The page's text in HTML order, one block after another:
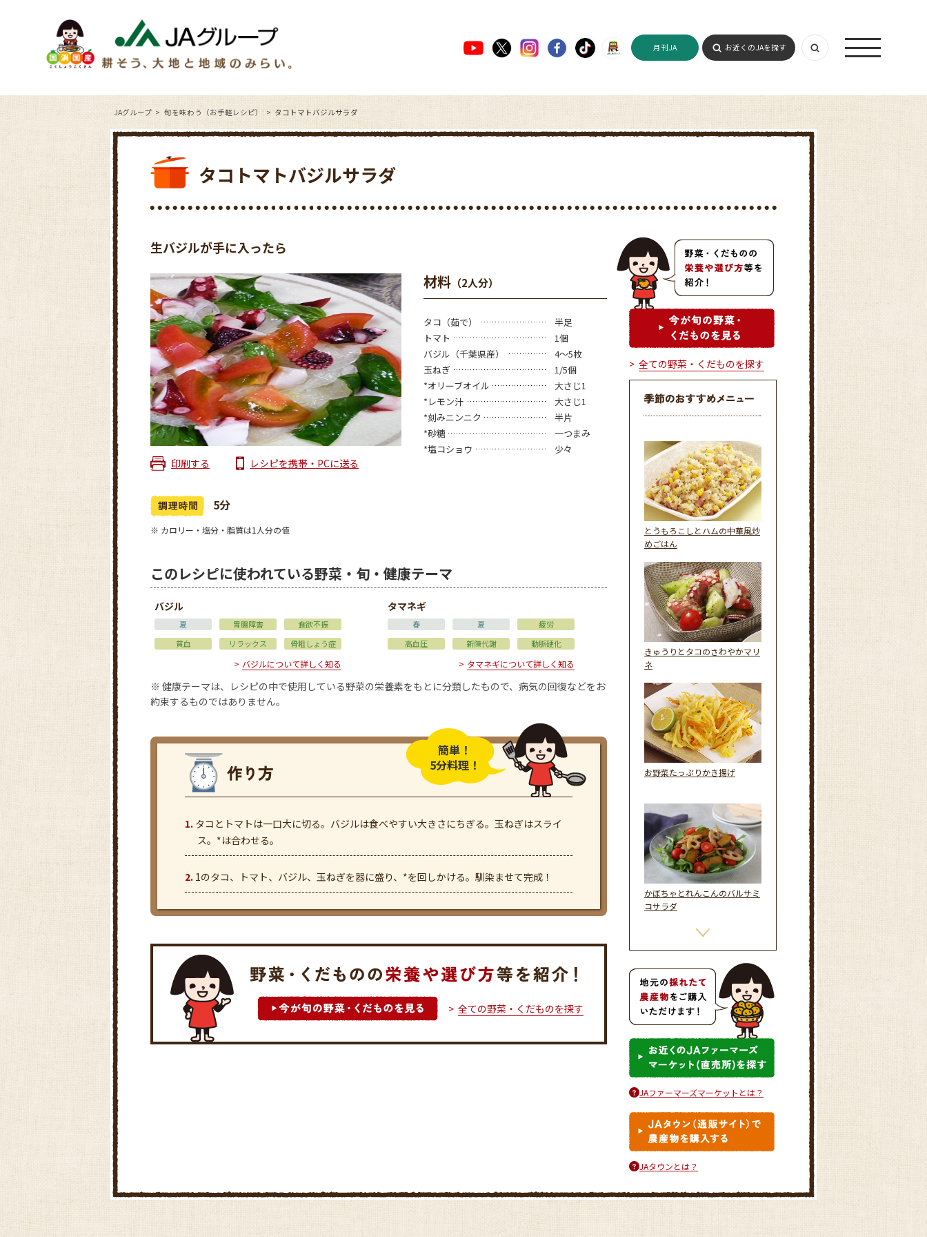
月刊JA お近くのJAを探す
JAグループ 旬を味わう（お手軽レシピ） タコトマトバジルサラダ
タコトマトバジルサラダ
生バジルが手に入ったら
印刷する レシピを携帯・PCに送る
5分
※ カロリー・塩分・脂質は1人分の値
材料 （2人分）
タコ（茹で）
半足
トマト
1個
バジル（千葉県産）
4～5枚
玉ねぎ
1/5個
*オリーブオイル
大さじ1
*レモン汁
大さじ1
*刻みニンニク
半片
*砂糖
一つまみ
*塩コショウ
少々
このレシピに使われている野菜・旬・健康テーマ
バジル
夏 胃腸障害
食欲不振
貧血
リラックス 骨粗しょう症
バジルについて詳しく知る
タマネギ
春 夏
疲労
高血圧
新陳代謝 動脈硬化
タマネギについて詳しく知る
※ 健康テーマは、レシピの中で使用している野菜の栄養素をもとに分類したもので、病気の回復などをお
約束するものではありません。
簡単！
5分料理！
タコとトマトは一口大に切る。バジルは食べやすい大きさにちぎる。玉ねぎはスライ
ス。*は合わせる。
1のタコ、トマト、バジル、玉ねぎを器に盛り、*を回しかける。馴染ませて完成！
全ての野菜・くだものを探す
全ての野菜・くだものを探す
とうもろこしとハムの中華風炒
めごはん
きゅうりとタコのさわやかマリ
ネ
お野菜たっぷりかき揚げ
かぼちゃとれんこんのバルサミ
コサラダ
きゃべつ饅頭ごま風味
かぼちゃのとろーりクリームコ
JAファーマーズマーケットとは？
JAタウンとは？